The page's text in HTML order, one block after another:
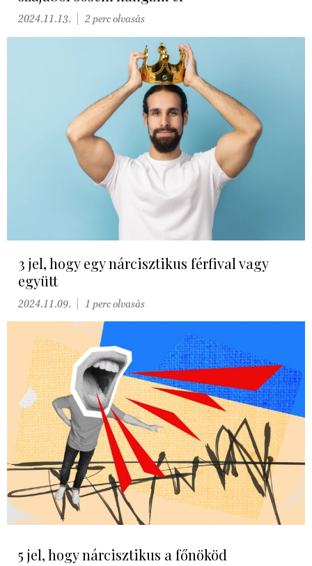
2024.11.13. 2 perc olvasás
3 jel, hogy egy nárcisztikus férfival vagy
együtt
2024.11.09. 1 perc olvasás
5 jel, hogy nárcisztikus a főnököd